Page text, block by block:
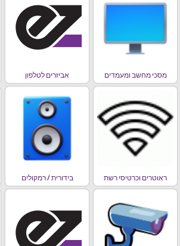
מסכי מחשב ומעמדים אביזרים לטלפון
ראוטרים וכרטיסי רשת בידורית / רמקולים